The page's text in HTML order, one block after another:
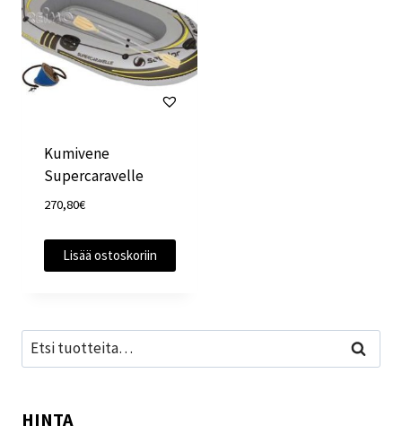
Kumivene
Supercaravelle
270,80€
Lisää ostoskoriin
Etsi: Haku
HINTA